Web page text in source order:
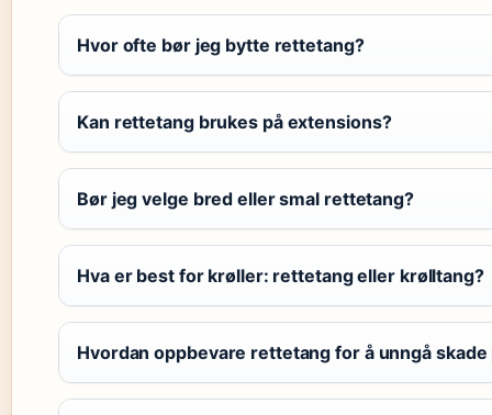
Hvor ofte bør jeg bytte rettetang?
Kan rettetang brukes på extensions?
Bør jeg velge bred eller smal rettetang?
Hva er best for krøller: rettetang eller krølltang?
Hvordan oppbevare rettetang for å unngå skade